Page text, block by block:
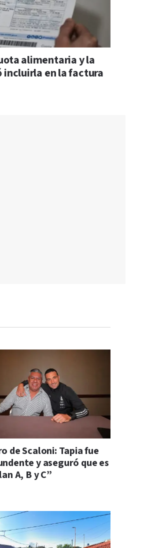
alimentaria y la
incluirla en la factura
de Scaloni: Tapia fue
y aseguró que es
A, B y C”